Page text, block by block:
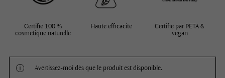
Certifié 100 %
cosmétique naturelle
Haute efficacité
Certifié par PETA &
vegan
Avertissez-moi dès que le produit est disponible.